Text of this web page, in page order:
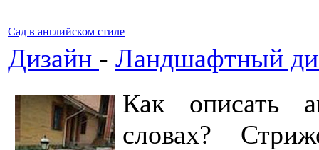
Сад в английском стиле
Дизайн - Ландшафтный
Как описать
словах?